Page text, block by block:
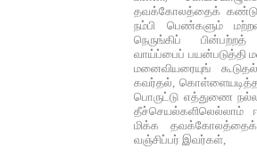
தவக்கோலத்தைக் கண்டு
நம்பி பெண்களும்
நெருங்கிப்
வாய்ப்பைப் பயன்படுத்தி
மனைவியரையுங்
கவர்தல்,
பொருட்டு எத்துணை
தீச்செயல்களிலெல்லாம்
மிக்க
வஞ்சிப்பர் இவர்கள்,